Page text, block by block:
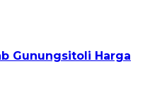
Gunungsitoli Harga